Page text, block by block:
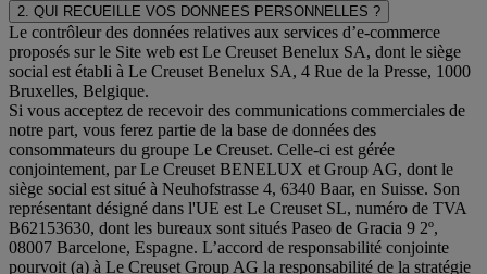
2. QUI RECUEILLE VOS DONNEES PERSONNELLES ?
Le contrôleur des données relatives aux services d’e-commerce
proposés sur le Site web est Le Creuset Benelux SA, dont le siège
social est établi à Le Creuset Benelux SA, 4 Rue de la Presse, 1000
Bruxelles, Belgique.
Si vous acceptez de recevoir des communications commerciales de
notre part, vous ferez partie de la base de données des
consommateurs du groupe Le Creuset. Celle-ci est gérée
conjointement, par Le Creuset BENELUX et Group AG, dont le
siège social est situé à Neuhofstrasse 4, 6340 Baar, en Suisse. Son
représentant désigné dans l'UE est Le Creuset SL, numéro de TVA
B62153630, dont les bureaux sont situés Paseo de Gracia 9 2º,
08007 Barcelone, Espagne. L’accord de responsabilité conjointe
pourvoit (a) à Le Creuset Group AG la responsabilité de la stratégie